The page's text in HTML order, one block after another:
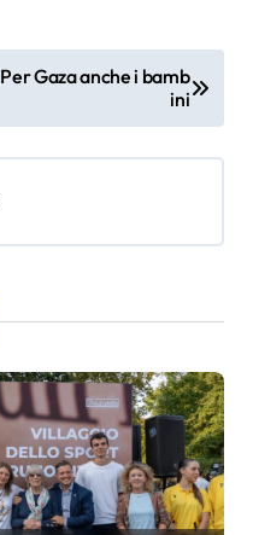
Per Gaza anche i bamb
ini